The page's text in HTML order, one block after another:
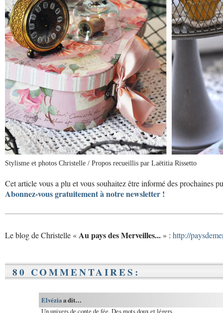
Stylisme et photos Christelle / Propos recueillis par Laëtitia Rissetto
Cet article vous a plu et vous souhaitez être informé des prochaines
Abonnez-vous gratuitement à notre newsletter !
Le blog de Christelle «Au pays des Merveilles... » : http://
80 COMMENTAIRES:
Elvéziaa dit…
Un univers de conte de fée. Des mots doux et légers.